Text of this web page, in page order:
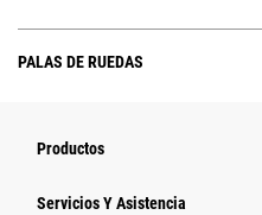
PALAS DE RUEDAS
Productos
Servicios Y Asistencia